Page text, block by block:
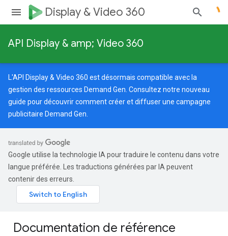
Display & Video 360
API Display & amp; Video 360
L'API Display & Video 360 est désormais compatible avec la
gestion des ressources Demand Gen. Consultez notre nouveau
guide pour découvrir comment créer et diffuser une campagne
publicitaire Demand Gen.
Google utilise la technologie IA pour traduire le contenu dans votre
langue préférée. Les traductions générées par IA peuvent
contenir des erreurs.
Documentation de référence